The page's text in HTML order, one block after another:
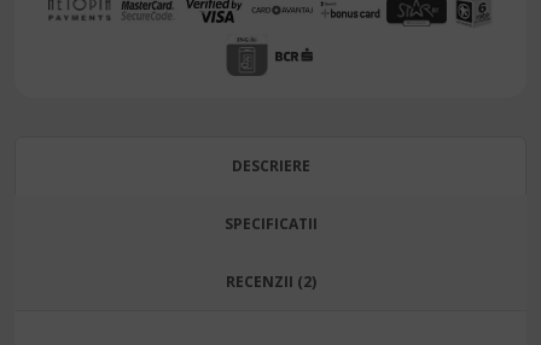
DESCRIERE
SPECIFICATII
RECENZII (2)